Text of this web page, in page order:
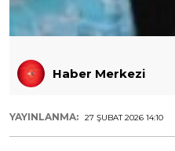
Haber Merkezi
YAYINLANMA: 27 ŞUBAT 2026 14:10